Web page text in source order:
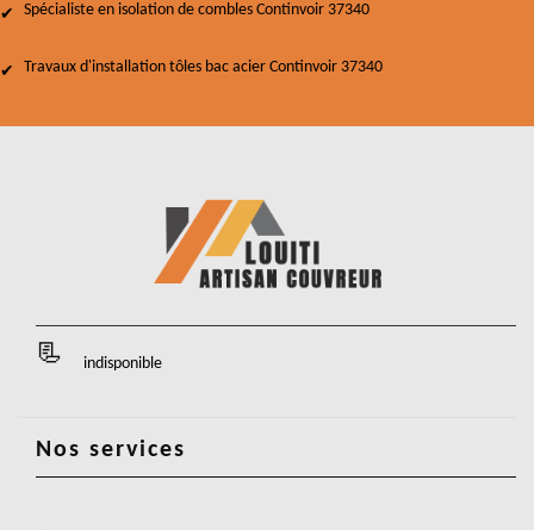
Spécialiste en isolation de combles Continvoir 37340
Travaux d'installation tôles bac acier Continvoir 37340
indisponible
Nos services